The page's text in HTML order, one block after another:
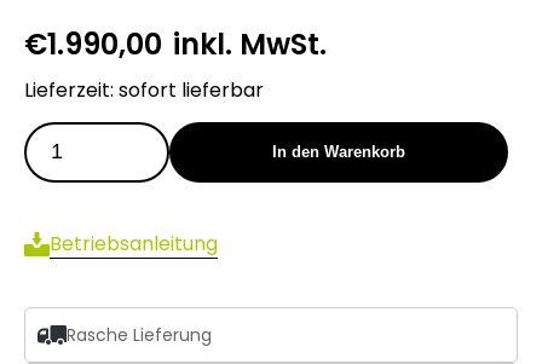
€1.990,00 inkl. MwSt.
Lieferzeit: sofort lieferbar
In den Warenkorb
Betriebsanleitung
Rasche Lieferung